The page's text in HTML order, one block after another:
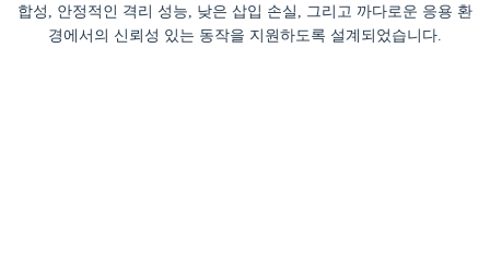
합성, 안정적인 격리 성능, 낮은 삽입 손실, 그리고 까다로운 응용 환
경에서의 신뢰성 있는 동작을 지원하도록 설계되었습니다.